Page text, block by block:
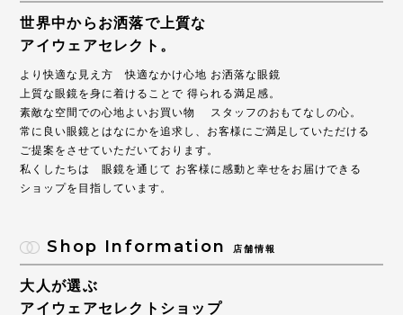
世界中からお洒落で上質な
アイウェアセレクト。
より快適な見え方 快適なかけ心地 お洒落な眼鏡
上質な眼鏡を身に着けることで 得られる満足感。
素敵な空間での心地よいお買い物 スタッフのおもてなしの心。
常に良い眼鏡とはなにかを追求し、お客様にご満足していただける
ご提案をさせていただいております。
私くしたちは 眼鏡を通じて お客様に感動と幸せをお届けできる
ショップを目指しています。
Shop Information 店舗情報
大人が選ぶ
アイウェアセレクトショップ